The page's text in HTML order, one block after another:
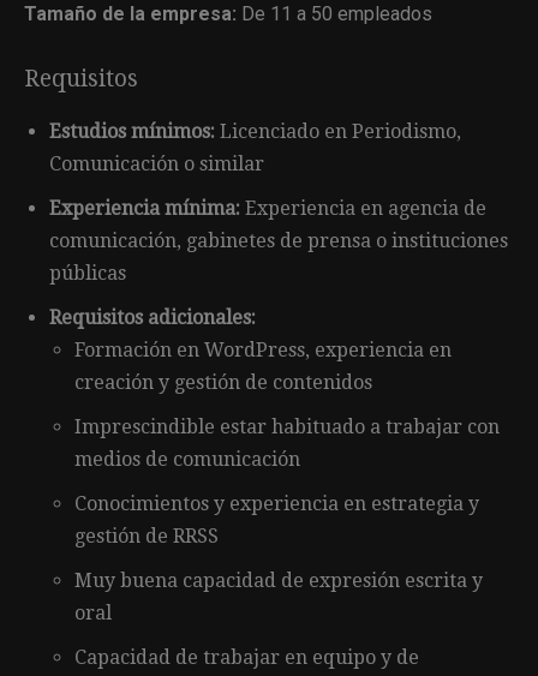
Tamaño de la empresa: De 11 a 50 empleados
Requisitos
Estudios mínimos: Licenciado en Periodismo,
Comunicación o similar
Experiencia mínima: Experiencia en agencia de
comunicación, gabinetes de prensa o instituciones
públicas
Requisitos adicionales:
Formación en WordPress, experiencia en
creación y gestión de contenidos
Imprescindible estar habituado a trabajar con
medios de comunicación
Conocimientos y experiencia en estrategia y
gestión de RRSS
Muy buena capacidad de expresión escrita y
oral
Capacidad de trabajar en equipo y de